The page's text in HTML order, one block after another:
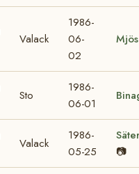
Valack
1986-
06-
02
Sto
1986-
06-01
Valack
1986-
05-25
📷